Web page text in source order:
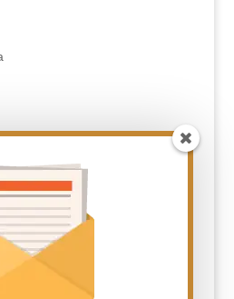
Almış Olacağım?
Ne Kazandırır?